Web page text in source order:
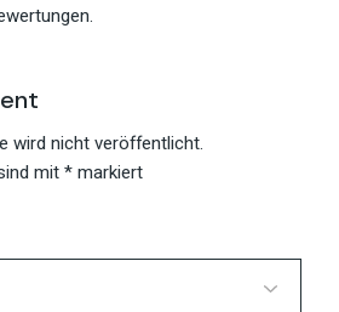
wird nicht veröffentlicht.
mit*markiert